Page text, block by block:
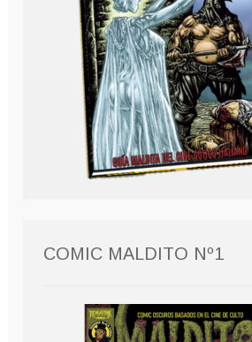
COMIC MALDITO Nº1